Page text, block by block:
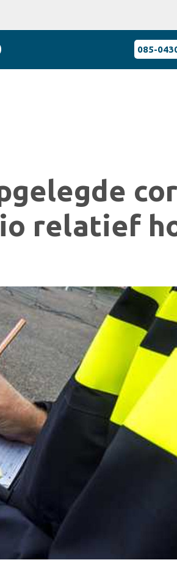
085-
relatief